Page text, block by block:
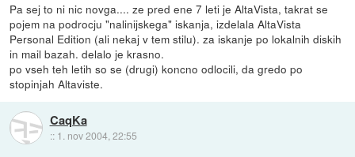
Pa sej to ni nic novga.... ze pred ene 7 leti je AltaVista, takrat se
pojem na podrocju "nalinijskega" iskanja, izdelala AltaVista
Personal Edition (ali nekaj v tem stilu). za iskanje po lokalnih diskih
in mail bazah. delalo je krasno.
po vseh teh letih so se (drugi) koncno odlocili, da gredo po
stopinjah Altaviste.
CaqKa
:: 1. nov 2004, 22:55